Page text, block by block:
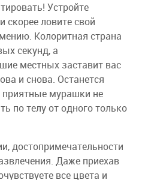
Устройте
ловите свой
Колоритная страна
секунд, а
местных заставит вас
и снова. Останется
приятные мурашки не
по телу от одного только
достопримечательности
Даже приехав
все цвета и